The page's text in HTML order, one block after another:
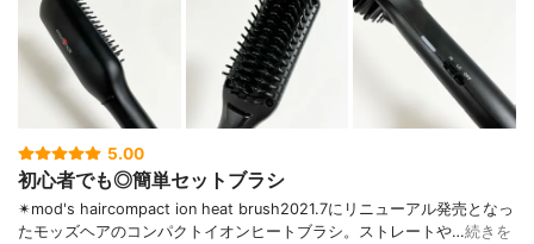
5.00
初心者でも◎簡単セットブラシ
✴︎mod's haircompact ion heat brush2021.7にリニューアル発売となっ
たモッズヘアのコンパクトイオンヒートブラシ。ストレートや…続きを